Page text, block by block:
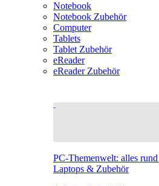
Notebook
Notebook Zubehör
Computer
Tablets
Tablet Zubehör
eReader
eReader Zubehör
PC-Themenwelt: alles
Laptops & Zubehör